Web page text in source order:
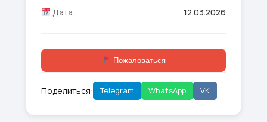
Дата:
12.03.2026
Пожаловаться
Поделиться: Telegram WhatsApp VK